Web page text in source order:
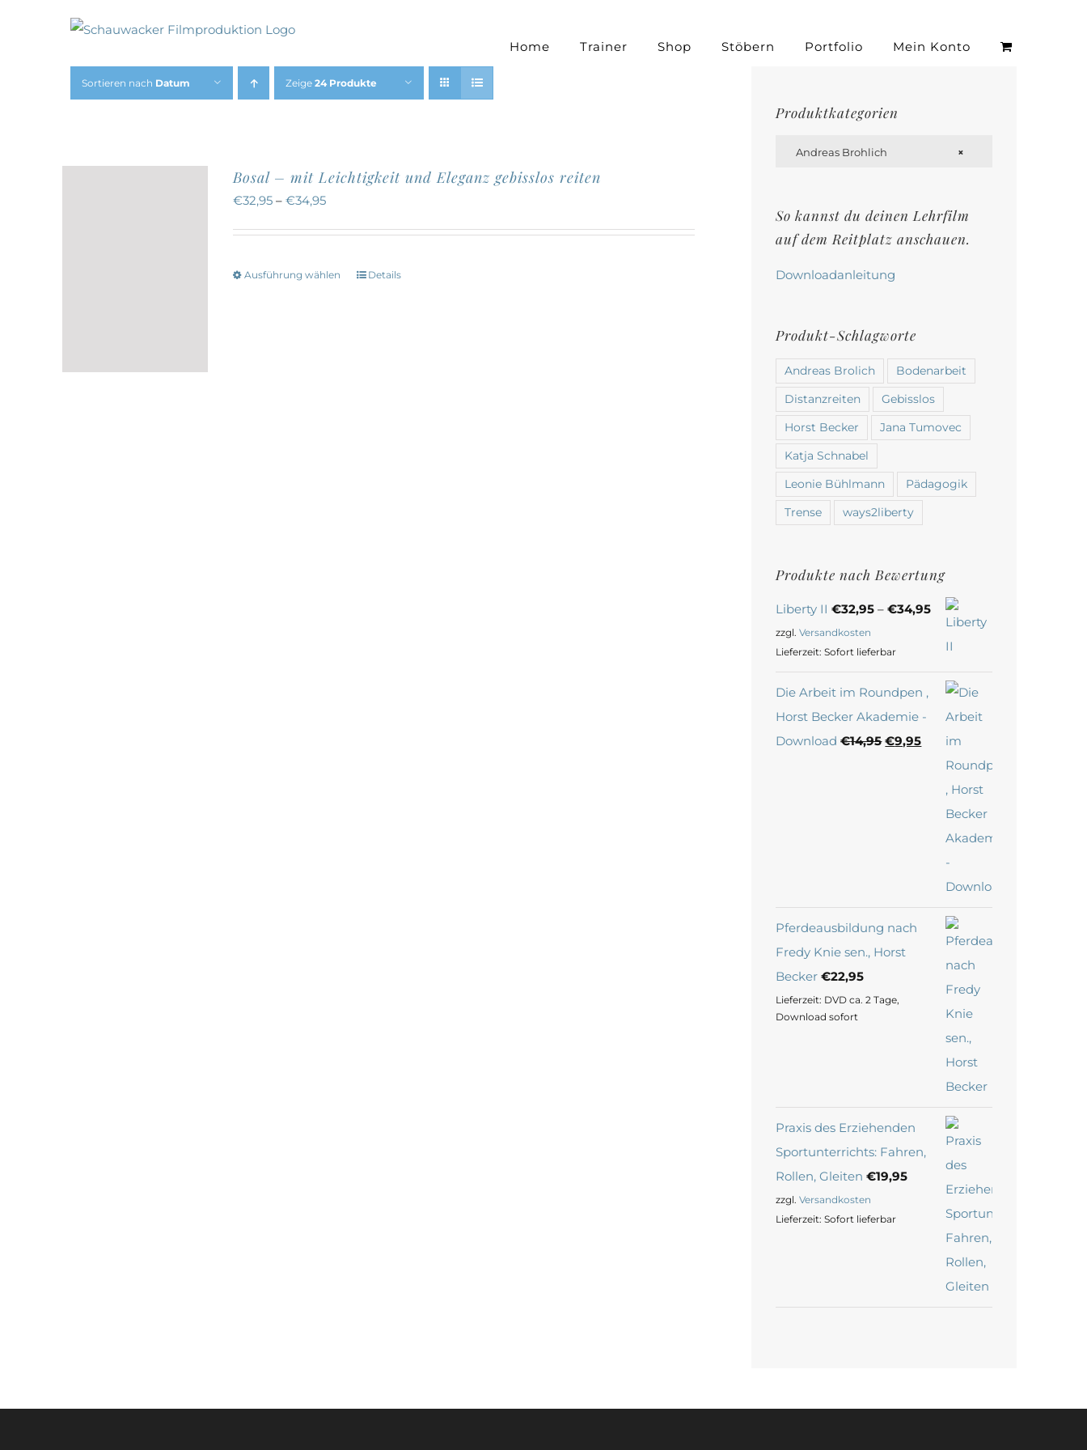
Home Trainer Shop Stöbern Portfolio Mein Konto
Sortieren nach Datum Zeige 24 Produkte
Bosal – mit Leichtigkeit und Eleganz gebisslos reiten
€32,95 –€34,95
Ausführung wählen
Dieses
Details
Produktkategorien
×
Andreas Brohlich
So kannst du deinen Lehrfilm
auf dem Reitplatz anschauen.
Downloadanleitung
Produkt-Schlagworte
Andreas Brolich Bodenarbeit
Distanzreiten Gebisslos
Horst Becker Jana Tumovec
Katja Schnabel
Leonie Bühlmann Pädagogik
Trense ways2liberty
Produkte nach Bewertung
Liberty II €32,95 –€34,95
zzgl.Versandkosten
Lieferzeit:Sofort lieferbar
Die Arbeit im Roundpen ,
Horst Becker Akademie -
Download €14,95Ursprünglicher
€9,95Aktueller
Preis
€9,95.
Pferdeausbildung nach
Fredy Knie sen., Horst
Becker €22,95
Lieferzeit: DVD ca. 2 Tage,
Download sofort
Praxis des Erziehenden
Sportunterrichts: Fahren,
Rollen, Gleiten €19,95
zzgl.Versandkosten
Lieferzeit:Sofort lieferbar